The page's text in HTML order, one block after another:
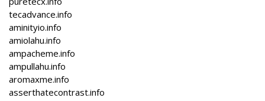
tecadvance.info
aminityio.info
amiolahu.info
ampacheme.info
ampullahu.info
aromaxme.info
asserthatecontrast.info